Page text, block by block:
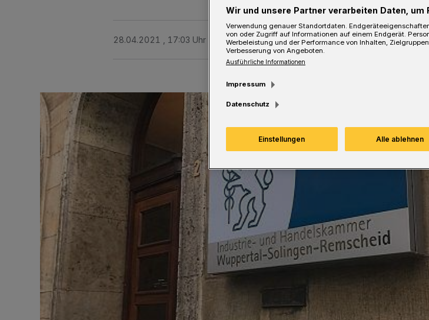
28.04.2021 , 17:03 Uhr Eine Minute Lesezeit
Wir und unsere Partner verarbeiten Daten, um
Verwendung genauer Standortdaten.
von oder Zugriff auf Informationen auf einem Endgerät.
Werbeleistung und der Performance von Inhalten,
Verbesserung von Angeboten.
Ausführliche Informationen
Impressum
Datenschutz
Einstellungen Alle ablehnen